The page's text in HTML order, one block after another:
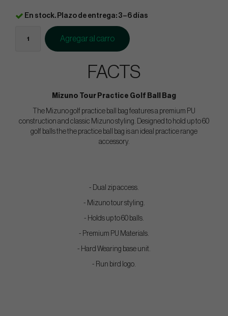
En stock. Plazo de entrega: 3–6 días
Agregar al carro
FACTS
Mizuno Tour Practice Golf Ball Bag
The Mizuno golf practice ball bag features a premium PU
construction and classic Mizuno styling. Designed to hold up to 60
golf balls the the practice ball bag is an ideal practice range
accessory.
- Dual zip access.
- Mizuno tour styling.
- Holds up to 60 balls.
- Premium PU Materials.
- Hard Wearing base unit.
- Run bird logo.